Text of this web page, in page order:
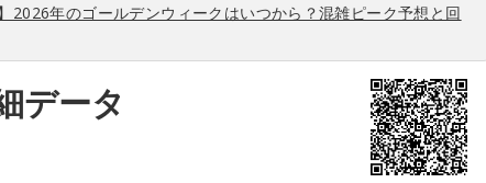
2026年のゴールデンウィークはいつから？混雑ピーク予想と回
データ